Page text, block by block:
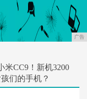
广告
米CC9！新机3200
们的手机？